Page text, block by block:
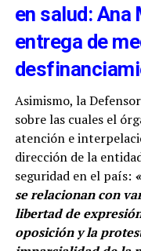
en salud: Ana
entrega de
Asimismo, la
sobre las cuales el
atención e
dirección de la
seguridad en el país:
se relacionan con
libertad de
oposición y la